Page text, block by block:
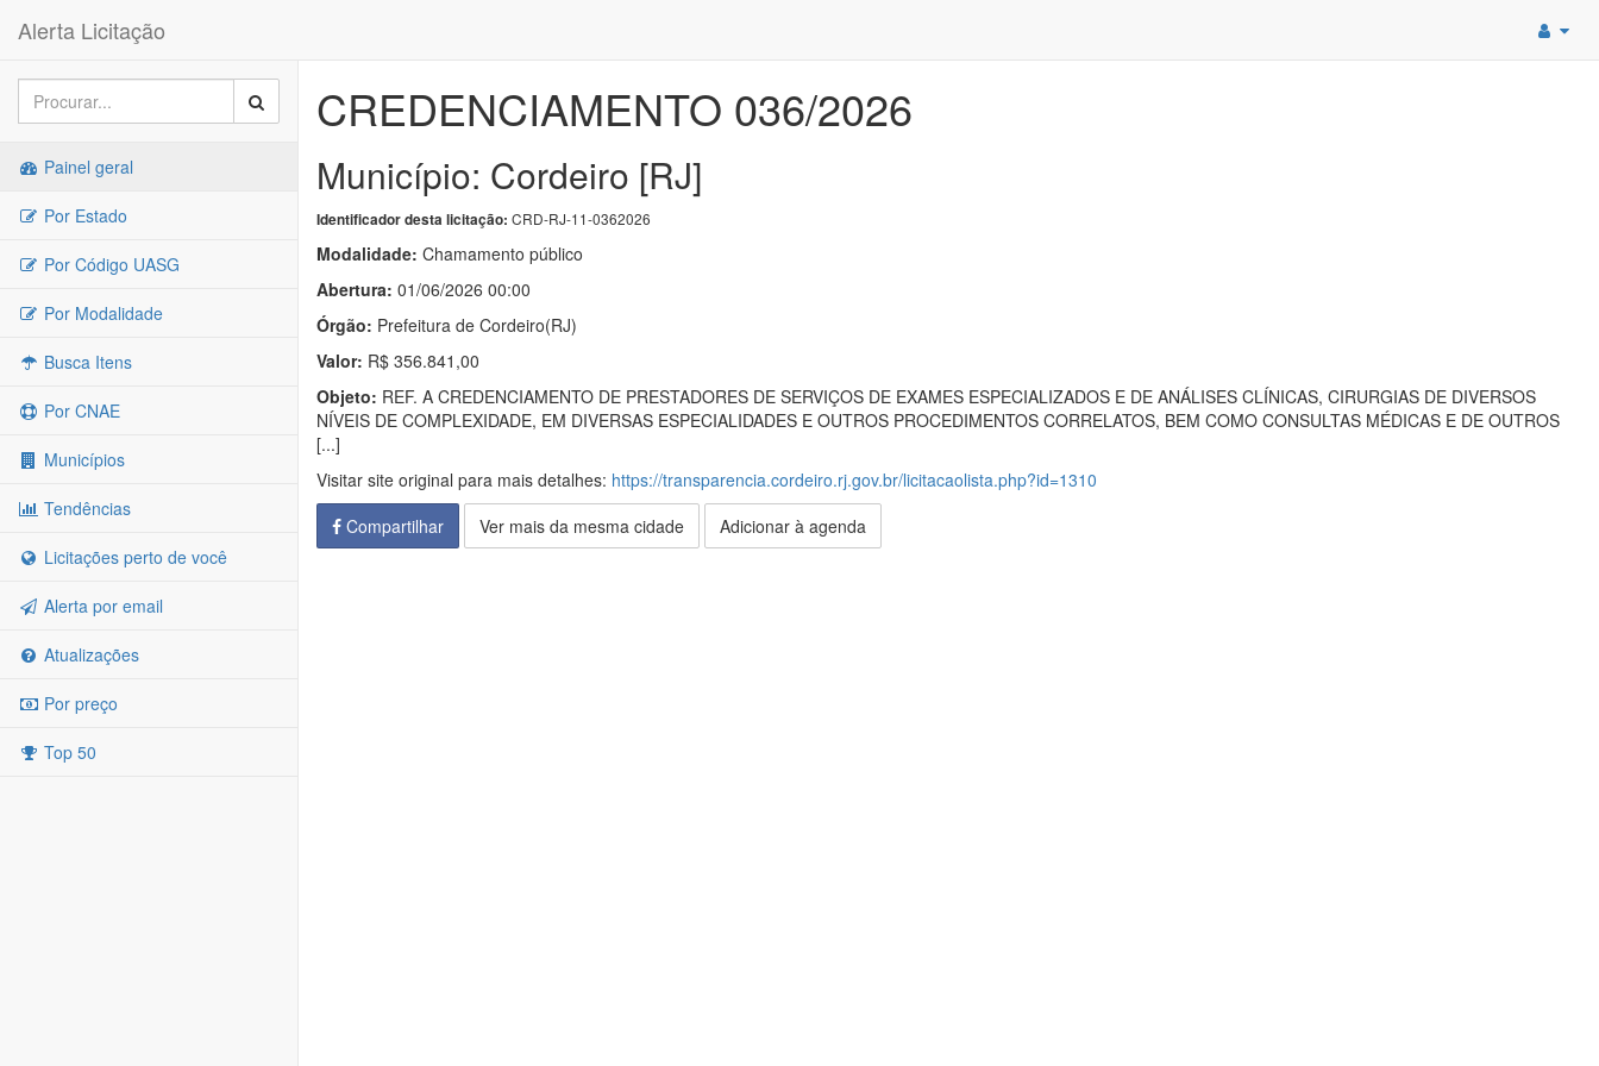
Alerta Licitação
Painel geral
Por Estado
Por Código UASG
Por Modalidade
Busca Itens
Por CNAE
Municípios
Tendências
Licitações perto de você
Alerta por email
Atualizações
Por preço
Top 50
CREDENCIAMENTO 036/2026
Município: Cordeiro [RJ]
Identificador desta licitação: CRD-RJ-11-0362026
Modalidade: Chamamento público
Abertura: 01/06/2026 00:00
Órgão: Prefeitura de Cordeiro(RJ)
Valor: R$ 356.841,00
Objeto: REF. A CREDENCIAMENTO DE PRESTADORES DE SERVIÇOS DE EXAMES ESPECIALIZADOS E DE ANÁLISES CLÍNICAS, CIRURGIAS DE DIVERSOS
NÍVEIS DE COMPLEXIDADE, EM DIVERSAS ESPECIALIDADES E OUTROS PROCEDIMENTOS CORRELATOS, BEM COMO CONSULTAS MÉDICAS E DE OUTROS
[...]
Visitar site original para mais detalhes: https://transparencia.cordeiro.rj.gov.br/licitacaolista.php?id=1310
Compartilhar
Ver mais da mesma cidade Adicionar à agenda